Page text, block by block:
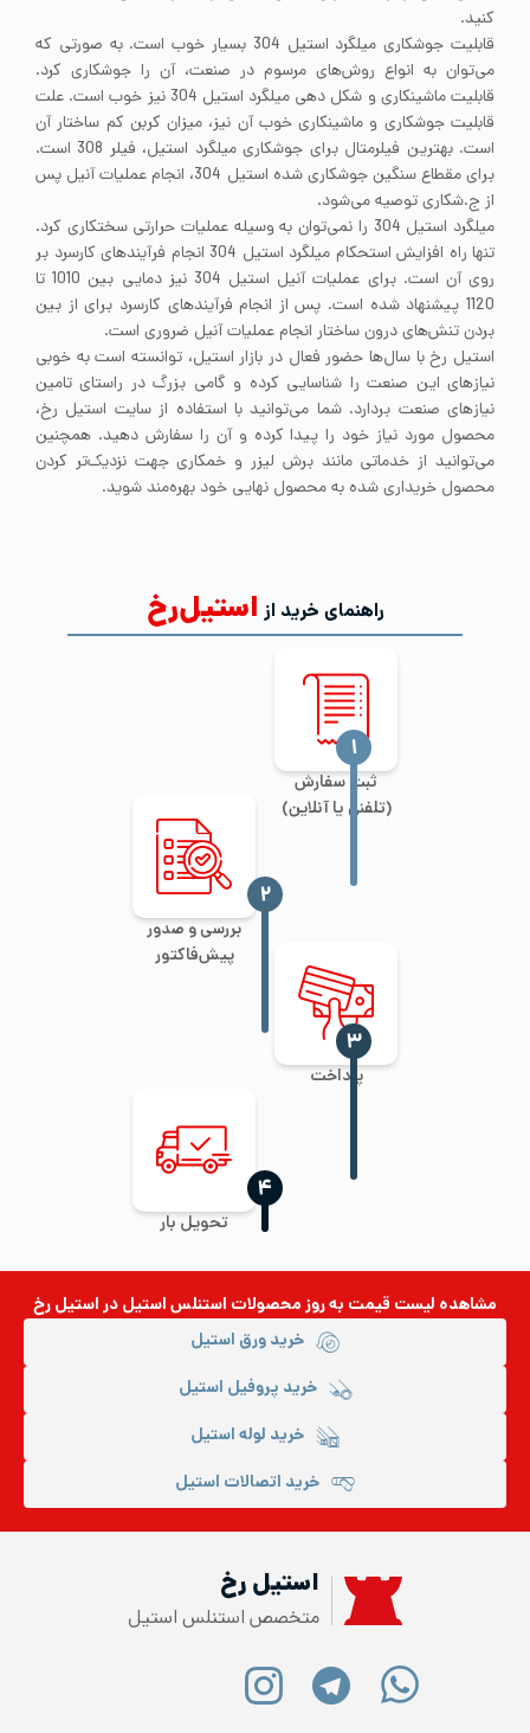
کنید.
قابلیت جوشکاری میلگرد استیل 304 بسیار خوب است. به صورتی که
می‌توان به انواع روش‌های مرسوم در صنعت، آن را جوشکاری کرد.
قابلیت ماشینکاری و شکل دهی میلگرد استیل 304 نیز خوب است. علت
قابلیت جوشکاری و ماشینکاری خوب آن نیز، میزان کربن کم ساختار آن
است. بهترین فیلرمتال برای جوشکاری میلگرد استیل، فیلر 308 است.
برای مقطاع سنگین جوشکاری شده استیل 304، انجام عملیات آنیل پس
از ج.شکاری توصیه می‌شود.
میلگرد استیل 304 را نمی‌توان به وسیله عملیات حرارتی سختکاری کرد.
تنها راه افزایش استحکام میلگرد استیل 304 انجام فرآیندهای کارسرد بر
روی آن است. برای عملیات آنیل استیل 304 نیز دمایی بین 1010 تا
1120 پیشنهاد شده است. پس از انجام فرآیندهای کارسرد برای از بین
بردن تنش‌های درون ساختار انجام عملیات آنیل ضروری است.
استیل رخ با سال‌ها حضور فعال در بازار استیل، توانسته است به خوبی
نیاز‌های این صنعت را شناسایی کرده و گامی بزرگ در راستای تامین
نیاز‌های صنعت بردارد. شما می‌توانید با استفاده از سایت استیل رخ،
محصول مورد نیاز خود را پیدا کرده و آن‌ را سفارش دهید. همچنین
می‌توانید از خدماتی مانند برش لیزر و خمکاری جهت نزدیک‌تر کردن
محصول خریداری شده به محصول نهایی خود بهره‌مند شوید.
راهنمای خرید از استیل‌رخ
ثبت سفارش
(تلفنی یا آنلاین)
‍۱
بررسی و صدور
پیش‌فاکتور
‍۲
پرداخت
‍۳
تحویل بار
‍۴
مشاهده لیست قیمت به روزمحصولات استنلس استیلدر استیل رخ
خرید ورق استیل
خرید پروفیل استیل
خرید لوله استیل
خرید اتصالات استیل
استیل رخ
متخصص استنلس استیل